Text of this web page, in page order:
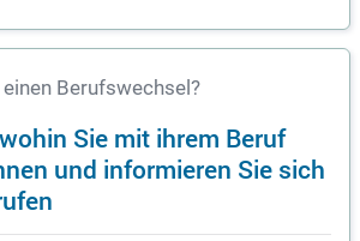
einen Berufswechsel?
Sie mit ihrem Beruf
und informieren Sie sich